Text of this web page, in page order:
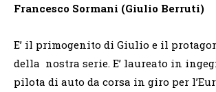
Francesco Sormani (Giulio Berruti)
E’ il primogenito di Giulio e il
della nostra serie. E’ laureato in
pilota di auto da corsa in giro per